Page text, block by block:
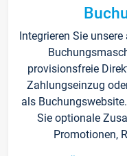
Integrieren Sie
provisionsfreie
Zahlungseinzug
als
Sie optionale
Promotionen,